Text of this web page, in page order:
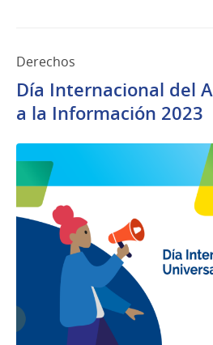
Derechos
Día Internacional del
a la Información 2023